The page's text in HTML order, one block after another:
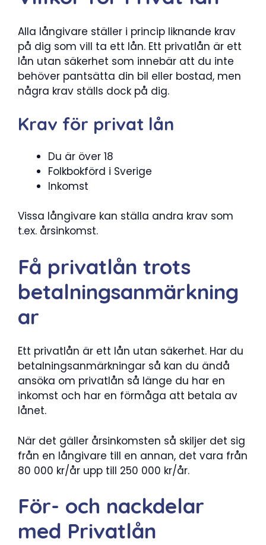
Alla långivare ställer i princip liknande krav
på dig som vill ta ett lån. Ett privatlån är ett
lån utan säkerhet som innebär att du inte
behöver pantsätta din bil eller bostad, men
några krav ställs dock på dig.
Krav för privat lån
Du är över 18
Folkbokförd i Sverige
Inkomst
Vissa långivare kan ställa andra krav som
t.ex. årsinkomst.
Få privatlån trots
betalningsanmärkning
ar
Ett privatlån är ett lån utan säkerhet. Har du
betalningsanmärkningar så kan du ändå
ansöka om privatlån så länge du har en
inkomst och har en förmåga att betala av
lånet.
När det gäller årsinkomsten så skiljer det sig
från en långivare till en annan, det vara från
80 000 kr/år upp till 250 000 kr/år.
För- och nackdelar
med Privatlån